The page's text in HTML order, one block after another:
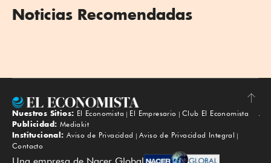
Noticias Recomendadas
Subir
Nuestros Sitios: El Economista El Empresario
Club El Economista
Publicidad: Mediakit
Institucional: Aviso de Privacidad
Aviso de Privacidad Integral
Contacto